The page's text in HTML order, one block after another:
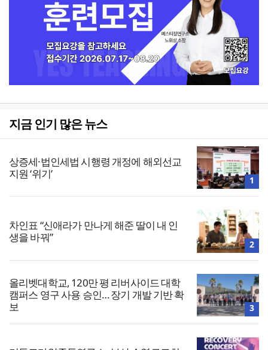
지금 인기 많은 뉴스
상증세·법인세법 시행령 개정에 해외선교
지원 ‘위기’
1
차인표 “신애라가 만나게 해준 딸이 내 인
생을 바꿔”
2
올리벳대학교, 120만 평 리버사이드 대학
캠퍼스 영구 사용 승인… 장기 개발 기반 확
보
3